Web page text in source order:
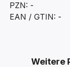
PZN: -
EAN / GTIN: -
Weitere